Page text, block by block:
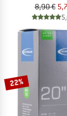
8,90 €
22%